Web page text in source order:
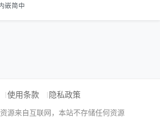
嵌简中
使用条款 隐私政策
源来自互联网，本站不存储任何资源